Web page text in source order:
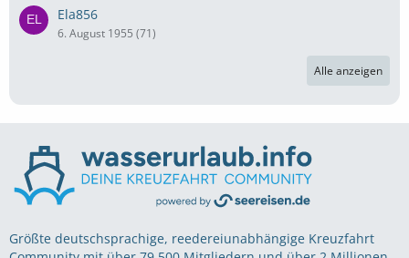
Ela856
6. August 1955 (71)
Alle anzeigen
Größte deutschsprachige, reedereiunabhängige Kreuzfahrt